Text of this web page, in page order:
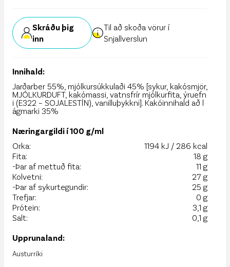
Skráðu þig
inn
Til að skoða vörur í
Snjallverslun
Innihald:
Jarðarber 55%, mjólkursúkkulaði 45% [sykur, kakósmjör,
MJÓLKURDUFT, kakómassi, vatnsfrír mjólkurfita, ýruefn
i (E322 – SOJALESTÍN), vanilluþykkni]. Kakóinnihald að l
ágmarki 35%
Næringargildi í 100 g/ml
Orka:
1194 kJ / 286 kcal
Fita:
18 g
-Þar af mettuð fita:
11 g
Kolvetni:
27 g
-Þar af sykurtegundir:
25 g
Trefjar:
0 g
Prótein:
3,1 g
Salt:
0,1 g
Upprunaland:
Austurríki